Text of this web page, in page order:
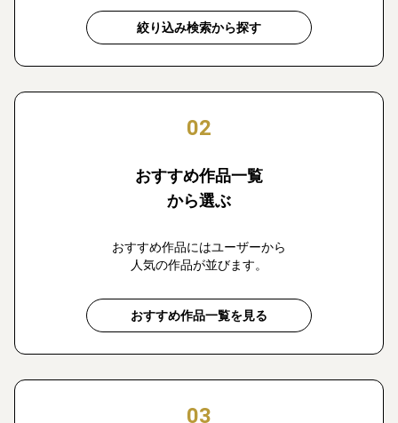
絞り込み検索から探す
02
おすすめ作品一覧
から選ぶ
おすすめ作品にはユーザーから
人気の作品が並びます。
おすすめ作品一覧を見る
03